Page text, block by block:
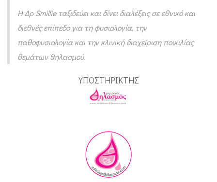
Η Δρ Smillie ταξιδεύει και δίνει διαλέξεις σε εθνικό και
διεθνές επίπεδο για τη φυσιολογία, την
παθοφυσιολογία και την κλινική διαχείριση ποικιλίας
θεμάτων θηλασμού.
ΥΠΟΣΤΗΡΙΚΤΗΣ